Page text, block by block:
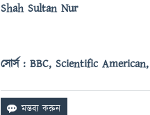
Shah Sultan Nur
সোর্স : BBC, Scientific